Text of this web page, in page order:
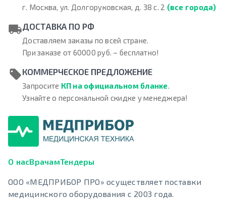
г. Москва, ул. Долгоруковская, д. 38 с. 2 (все города)
ДОСТАВКА ПО РФ
Доставляем заказы по всей стране.
При заказе от 60000 руб. – бесплатно!
КОММЕРЧЕСКОЕ ПРЕДЛОЖЕНИЕ
Запросите КП на официальном бланке.
Узнайте о персональной скидке у менеджера!
О насВрачамТендеры
ООО «МЕДПРИБОР ПРО» осуществляет поставки
медицинского оборудования с 2003 года.